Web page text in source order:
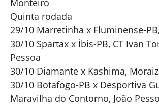
Monteiro
Quinta rodada
29/10 Marretinha x Fluminense-
30/10 Spartax x Íbis-PB, CT Ivan
Pessoa
30/10 Diamante x Kashima,
30/10 Botafogo-PB x Desportiva
Maravilha do Contorno, João